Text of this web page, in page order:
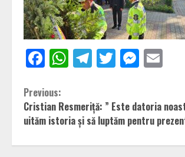
Facebook
WhatsApp
Telegram
Twitter
Continue
Reading
Previous:
Cristian Resmeriță: ” Este datoria
uităm istoria și să luptăm pentru